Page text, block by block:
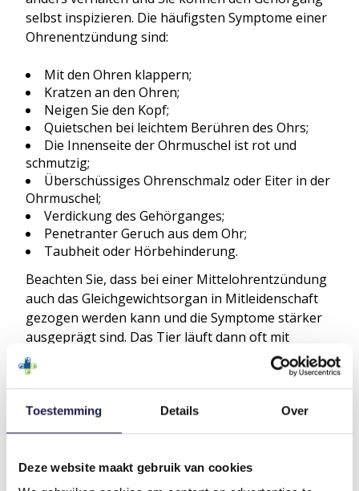
Toestemming Details Over
Deze website maakt gebruik van cookies
selbst inspizieren. Die häufigsten Symptome einer
Ohrenentzündung sind:
Mit den Ohren klappern;
Kratzen an den Ohren;
Neigen Sie den Kopf;
Quietschen bei leichtem Berühren des Ohrs;
Die Innenseite der Ohrmuschel ist rot und
schmutzig;
Überschüssiges Ohrenschmalz oder Eiter in der
Ohrmuschel;
Verdickung des Gehörganges;
Penetranter Geruch aus dem Ohr;
Taubheit oder Hörbehinderung.
Beachten Sie, dass bei einer Mittelohrentzündung
auch das Gleichgewichtsorgan in Mitleidenschaft
gezogen werden kann und die Symptome stärker
ausgeprägt sind. Das Tier läuft dann oft mit
schiefem Kopf und im Kreis oder fällt von selbst
um. Der Tierarzt muss dann die Ursache der
Ohrenentzündung genau untersuchen.
BEI HUNDEN UND KATZEN; WAS IST ZU